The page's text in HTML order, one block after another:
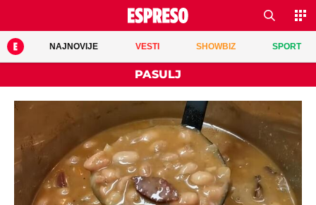
NAJNOVIJE VESTI SHOWBIZ SPORT
PASULJ